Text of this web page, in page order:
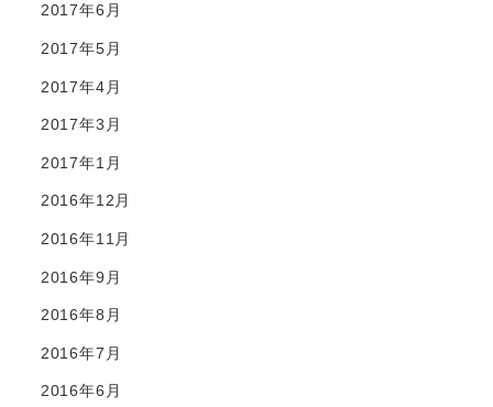
2017年6月
2017年5月
2017年4月
2017年3月
2017年1月
2016年12月
2016年11月
2016年9月
2016年8月
2016年7月
2016年6月